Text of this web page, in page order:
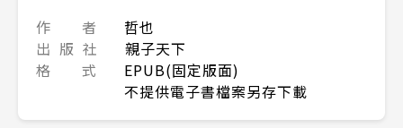
作 者
哲也
出 版 社
親子天下
格 式
EPUB(固定版面)
不提供電子書檔案另存下載